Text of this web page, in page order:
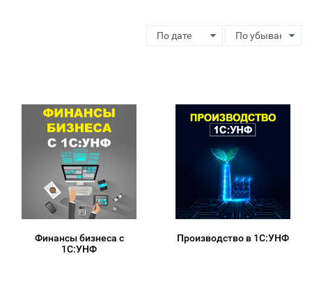
Финансы бизнеса с
1С:УНФ
Производство в 1С:УНФ